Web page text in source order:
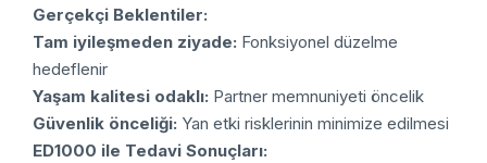
Gerçekçi Beklentiler:
Tam iyileşmeden ziyade: Fonksiyonel düzelme
hedeflenir
Yaşam kalitesi odaklı: Partner memnuniyeti öncelik
Güvenlik önceliği: Yan etki risklerinin minimize edilmesi
ED1000 ile Tedavi Sonuçları: